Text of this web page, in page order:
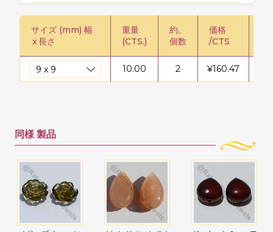
サイズ (mm) 幅
x長さ
重量
(CTS.)
約。
個数
価格
/CTS
10.00 2 ¥160.47
同様 製品